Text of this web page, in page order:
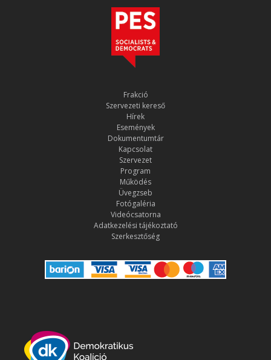
Frakció
Szervezeti kereső
Hírek
Események
Dokumentumtár
Kapcsolat
Szervezet
Program
Működés
Üvegzseb
Fotógaléria
Videócsatorna
Adatkezelési tájékoztató
Szerkesztőség